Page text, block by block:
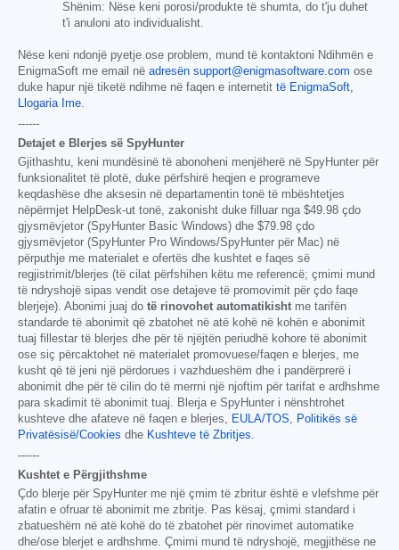
Shënim: Nëse keni porosi/produkte të shumta, do t'ju duhet
t'i anuloni ato individualisht.
Nëse keni ndonjë pyetje ose problem, mund të kontaktoni Ndihmën e
EnigmaSoft me email në adresën support@enigmasoftware.com ose
duke hapur një tiketë ndihme në faqen e internetit të EnigmaSoft,
Llogaria Ime.
------
Detajet e Blerjes së SpyHunter
Gjithashtu, keni mundësinë të abonoheni menjëherë në SpyHunter për
funksionalitet të plotë, duke përfshirë heqjen e programeve
keqdashëse dhe aksesin në departamentin tonë të mbështetjes
nëpërmjet HelpDesk-ut tonë, zakonisht duke filluar nga $49.98 çdo
gjysmëvjetor (SpyHunter Basic Windows) dhe $79.98 çdo
gjysmëvjetor (SpyHunter Pro Windows/SpyHunter për Mac) në
përputhje me materialet e ofertës dhe kushtet e faqes së
regjistrimit/blerjes (të cilat përfshihen këtu me referencë; çmimi mund
të ndryshojë sipas vendit ose detajeve të promovimit për çdo faqe
blerjeje). Abonimi juaj do të rinovohet automatikisht me tarifën
standarde të abonimit që zbatohet në atë kohë në kohën e abonimit
tuaj fillestar të blerjes dhe për të njëjtën periudhë kohore të abonimit
ose siç përcaktohet në materialet promovuese/faqen e blerjes, me
kusht që të jeni një përdorues i vazhdueshëm dhe i pandërprerë i
abonimit dhe për të cilin do të merrni një njoftim për tarifat e ardhshme
para skadimit të abonimit tuaj. Blerja e SpyHunter i nënshtrohet
kushteve dhe afateve në faqen e blerjes, EULA/TOS, Politikës së
Privatësisë/Cookies dhe Kushteve të Zbritjes.
------
Kushtet e Përgjithshme
Çdo blerje për SpyHunter me një çmim të zbritur është e vlefshme për
afatin e ofruar të abonimit me zbritje. Pas kësaj, çmimi standard i
zbatueshëm në atë kohë do të zbatohet për rinovimet automatike
dhe/ose blerjet e ardhshme. Çmimi mund të ndryshojë, megjithëse ne